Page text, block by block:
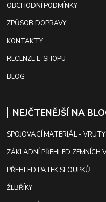
OBCHODNÍ PODMÍNKY
ZPŮSOB DOPRAVY
KONTAKTY
RECENZE E-SHOPU
BLOG
NEJČTENĚJŠÍ NA
SPOJOVACÍ MATERIÁL - VRUTY
ZÁKLADNÍ PŘEHLED ZEMNÍCH
PŘEHLED PATEK SLOUPKŮ
ŽEBŘÍKY